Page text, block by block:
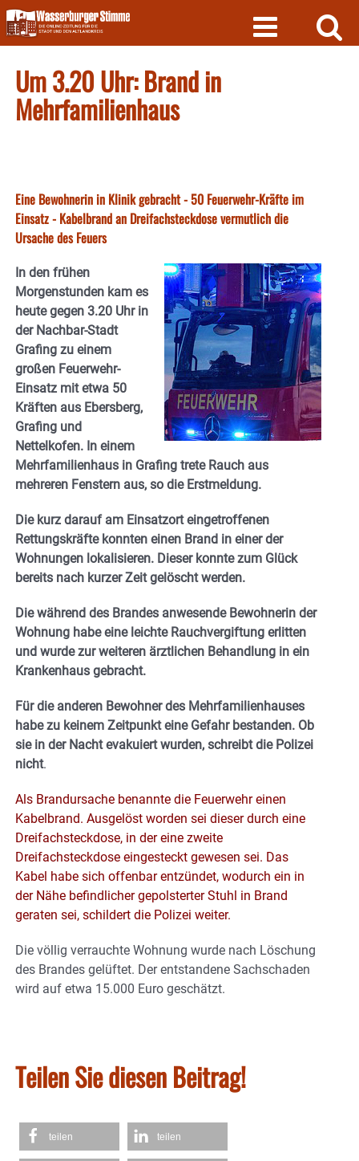
Skip
to
content
Um 3.20 Uhr: Brand in
Mehrfamilienhaus
Eine Bewohnerin in Klinik gebracht - 50 Feuerwehr-Kräfte im
Einsatz - Kabelbrand an Dreifachsteckdose vermutlich die
Ursache des Feuers
In den frühen
Morgenstunden kam es
heute gegen 3.20 Uhr in
der Nachbar-Stadt
Grafing zu einem
großen Feuerwehr-
Einsatz mit etwa 50
Kräften aus Ebersberg,
Grafing und
Nettelkofen. In einem
Mehrfamilienhaus in Grafing trete Rauch aus
mehreren Fenstern aus, so die Erstmeldung.
Die kurz darauf am Einsatzort eingetroffenen
Rettungskräfte konnten einen Brand in einer der
Wohnungen lokalisieren. Dieser konnte zum Glück
bereits nach kurzer Zeit gelöscht werden.
Die während des Brandes anwesende Bewohnerin der
Wohnung habe eine leichte Rauchvergiftung erlitten
und wurde zur weiteren ärztlichen Behandlung in ein
Krankenhaus gebracht.
Für die anderen Bewohner des Mehrfamilienhauses
habe zu keinem Zeitpunkt eine Gefahr bestanden. Ob
sie in der Nacht evakuiert wurden, schreibt die Polizei
nicht.
Als Brandursache benannte die Feuerwehr einen
Kabelbrand. Ausgelöst worden sei dieser durch eine
Dreifachsteckdose, in der eine zweite
Dreifachsteckdose eingesteckt gewesen sei. Das
Kabel habe sich offenbar entzündet, wodurch ein in
der Nähe befindlicher gepolsterter Stuhl in Brand
geraten sei, schildert die Polizei weiter.
Die völlig verrauchte Wohnung wurde nach Löschung
des Brandes gelüftet. Der entstandene Sachschaden
wird auf etwa 15.000 Euro geschätzt.
Teilen Sie diesen Beitrag!
teilen teilen